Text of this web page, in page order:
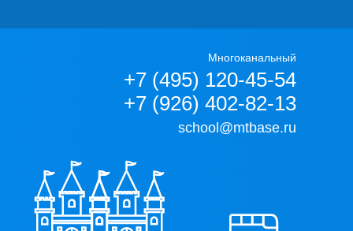
Многоканальный
+7 (495) 120-45-54
+7 (926) 402-82-13
school@mtbase.ru